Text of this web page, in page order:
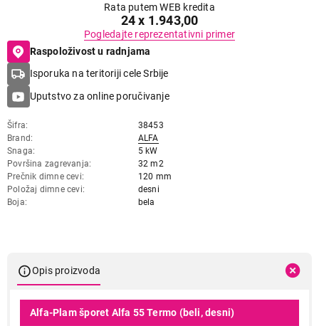
Rata putem WEB kredita
24 x 1.943,00
Pogledajte reprezentativni primer
Raspoloživost u radnjama
Isporuka na teritoriji cele Srbije
Uputstvo za online poručivanje
Šifra
38453
Brand
ALFA
Snaga
5 kW
Površina zagrevanja
32 m2
Prečnik dimne cevi
120 mm
Položaj dimne cevi
desni
Boja
bela
Opis proizvoda
Alfa-Plam šporet Alfa 55 Termo (beli, desni)